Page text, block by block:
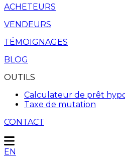
ACHETEURS
VENDEURS
TÉMOIGNAGES
BLOG
OUTILS
Calculateur de prêt
Taxe de mutation
CONTACT
EN